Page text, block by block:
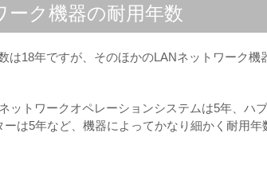
ーク機器の耐用年数
は18年ですが、そのほかのLANネットワーク
ットワークオペレーションシステムは5年、ハ
ーは5年など、機器によってかなり細かく耐用